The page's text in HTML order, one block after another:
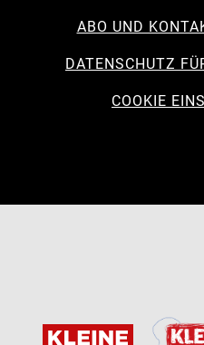
ABO UND
DATENSCHUTZ
COOKIE